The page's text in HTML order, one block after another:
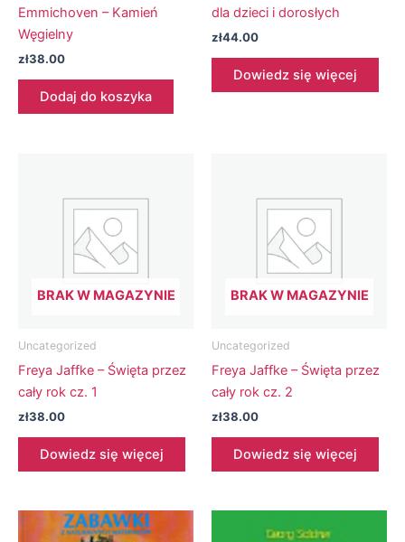
Emmichoven – Kamień
Węgielny
zł38.00
Dodaj do koszyka
dla dzieci i dorosłych
zł44.00
Dowiedz się więcej
BRAK W MAGAZYNIE
Uncategorized
Freya Jaffke – Święta przez
cały rok cz. 1
zł38.00
Dowiedz się więcej
BRAK W MAGAZYNIE
Uncategorized
Freya Jaffke – Święta przez
cały rok cz. 2
zł38.00
Dowiedz się więcej